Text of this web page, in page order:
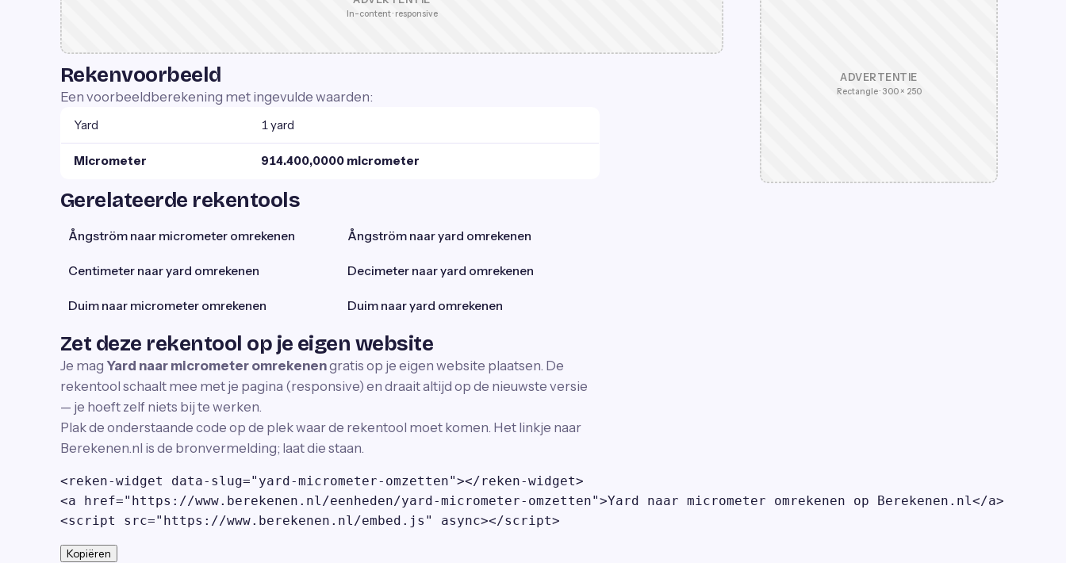
In-content · responsive
Rekenvoorbeeld
Een voorbeeldberekening met ingevulde waarden:
Yard 1 yard
Micrometer 914.400,0000 micrometer
Gerelateerde rekentools
Ångström naar micrometer omrekenen Ångström naar yard omrekenen
Centimeter naar yard omrekenen Decimeter naar yard omrekenen
Duim naar micrometer omrekenen Duim naar yard omrekenen
Zet deze rekentool op je eigen website
Je mag Yard naar micrometer omrekenengratis op je eigen website plaatsen. De
rekentool schaalt mee met je pagina (responsive) en draait altijd op de nieuwste versie
— je hoeft zelf niets bij te werken.
Plak de onderstaande code op de plek waar de rekentool moet komen. Het linkje naar
Berekenen.nl is de bronvermelding; laat die staan.
<reken-widget data-slug="yard-micrometer-omzetten"></reken-widget>
<a href="https://www.berekenen.nl/eenheden/yard-micrometer-omzetten">Yard naar micrometer omrekenen op Berekenen.nl</a>
<script src="https://www.berekenen.nl/embed.js" async></script>
Kopiëren
ADVERTENTIE
Rectangle · 300 × 250